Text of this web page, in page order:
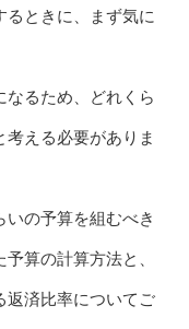
るときに、まず気に
なるため、どれくら
える必要がありま
いの予算を組むべき
算の計算方法と、
返済比率についてご